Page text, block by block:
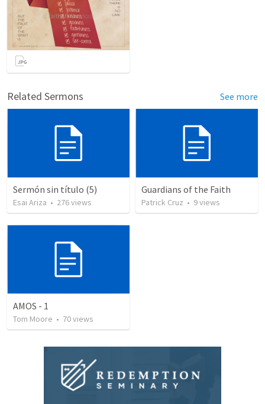
Related Sermons See more
Sermón sin título (5)
Esai Ariza • 276views
Guardians of the Faith
Patrick Cruz • 9views
AMOS - 1
Tom Moore • 70views